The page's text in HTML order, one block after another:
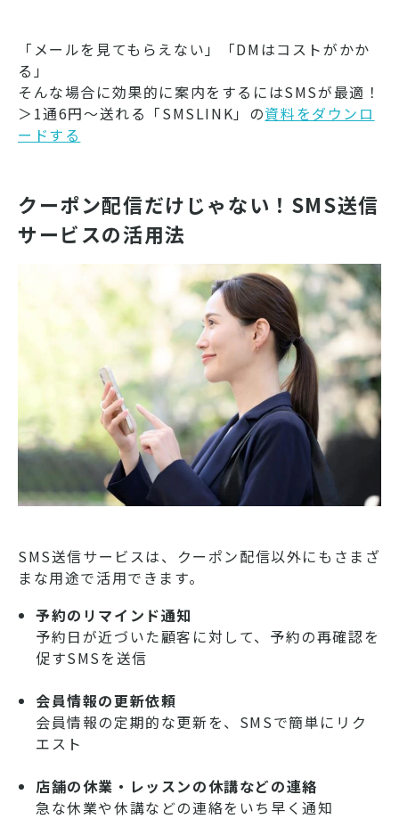
「メールを見てもらえない」「DMはコストがかか
る」
そんな場合に効果的に案内をするにはSMSが最適！
＞1通6円～送れる「SMSLINK」の資料をダウンロ
ードする
クーポン配信だけじゃない！SMS送信
サービスの活用法
SMS送信サービスは、クーポン配信以外にもさまざ
まな用途で活用できます。
予約のリマインド通知
予約日が近づいた顧客に対して、予約の再確認を
促すSMSを送信
会員情報の更新依頼
会員情報の定期的な更新を、SMSで簡単にリク
エスト
店舗の休業・レッスンの休講などの連絡
急な休業や休講などの連絡をいち早く通知